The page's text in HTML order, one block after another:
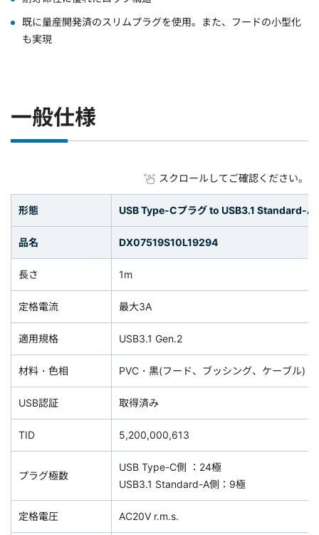
既に量産開発済のスリムプラグを使用。また、フードの小型化
も実現
一般仕様
スクロールしてご確認ください。
形態 USB Type-Cプラグ to USB3.1 Standard-
品名 DX07519S10L19294
長さ 1m
定格電流 最大3A
適用規格 USB3.1 Gen.2
材料・色相 PVC・黒(フード、ブッシング、ケーブル)
USB認証 取得済み
TID 5,200,000,613
プラグ極数
USB Type-C側 ：24極
USB3.1 Standard-A側：9極
定格電圧 AC20V r.m.s.